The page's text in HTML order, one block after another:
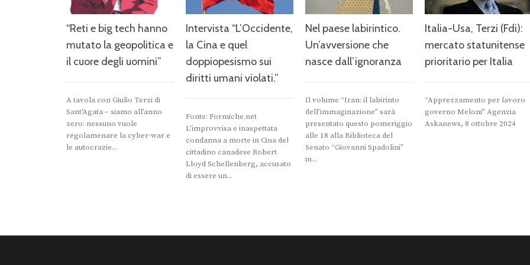
“Reti e big tech hanno
mutato la geopolitica e
il cuore degli uomini”
A tavola con Giulio Terzi di
Sant’Agata – siamo all’anno
zero: nessuno vuole
regolamenare la cyber-war e
le autocrazie...
Intervista “L’Occidente,
la Cina e quel
doppiopesismo sui
diritti umani violati.”
Fonte: Formiche.net
L’improvvisa e inaspettata
condanna a morte in Cina del
cittadino canadese Robert
Lloyd Schellenberg, accusato
di essere un...
Nel paese labirintico.
Un’avversione che
nasce dall’ignoranza
Il volume “Iran: il labirinto
dell’immaginazione” sarà
presentato questo pomeriggio
alle 18 alla Biblioteca del
Senato “Giovanni Spadolini”
in...
Italia-Usa, Terzi (Fdi):
mercato statunitense
prioritario per Italia
“Apprezzamento per lavoro
governo Meloni” Agenzia
Askanews, 8 ottobre 2024